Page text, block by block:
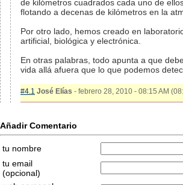
de kilómetros cuadrados cada uno de
flotando a decenas de kilómetros en la
Por otro lado, hemos creado en
artificial, biológica y electrónica.
En otras palabras, todo apunta a que
vida allá afuera que lo que podemos
#4.1 José Elías - febrero 28, 2010 - 08:15 AM
Añadir Comentario
tu nombre
tu email
(opcional)